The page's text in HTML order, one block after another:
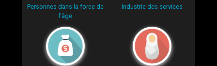
Personnes dans la force de
l'âge
Industrie des services